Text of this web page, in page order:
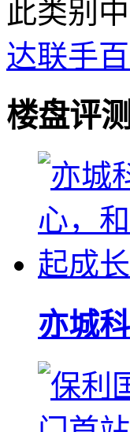
此类别
达联手
楼盘评测
亦城